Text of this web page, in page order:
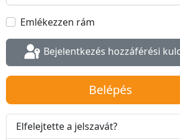
Emlékezzen rám
Bejelentkezés hozzáférési
Belépés
Elfelejtette a jelszavát?